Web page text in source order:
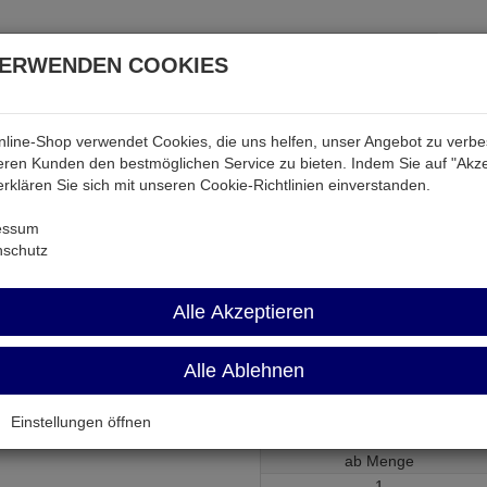
& Akkus Audio & Video Strom Tab &
PU
ATMEGA88PA-
20MHz 8KB-FLASH 1,8..5,5V
ab Menge
COOKIES
Shop verwendet Cookies, die uns helfen, unser Angebot zu
Kunden den bestmöglichen Service zu bieten. Indem Sie auf
Sie sich mit unseren Cookie-Richtlinien einverstanden.
Alle Akzeptieren
Alle Ablehnen
Einstellungen öffnen